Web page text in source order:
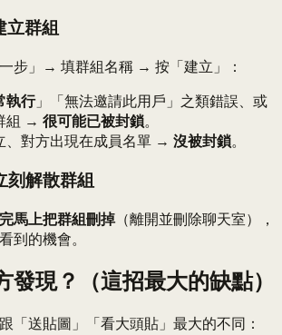
立群組
步」→ 填群組名稱 → 按「建立」：
執行」「無法邀請此用戶」之類錯誤、或
組 → 很可能已被封鎖。
、對方出現在成員名單 → 沒被封鎖。
解散群組
馬上把群組刪掉（離開並刪除聊天室），
到的機會。
發現？（這招最大的缺點）
「送貼圖」「看大頭貼」最大的不同：